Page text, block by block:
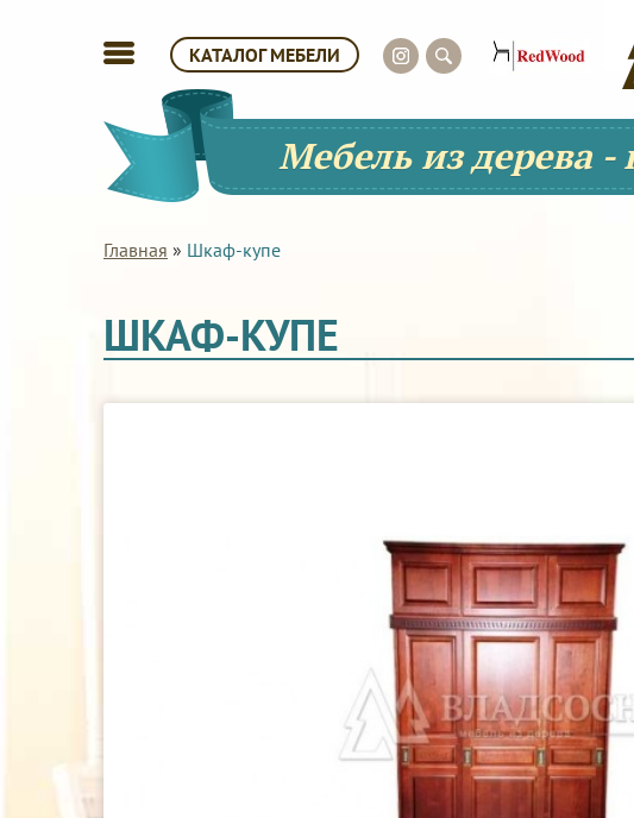
КАТАЛОГ МЕБЕЛИ
Мебель из дерева
Главная » Шкаф-купе
ШКАФ-КУПЕ